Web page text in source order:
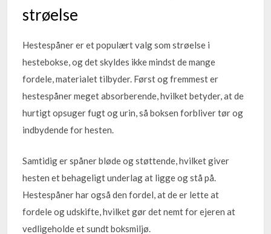
strøelse
Hestespåner er et populært valg som strøelse i
hestebokse, og det skyldes ikke mindst de mange
fordele, materialet tilbyder. Først og fremmest er
hestespåner meget absorberende, hvilket betyder, at de
hurtigt opsuger fugt og urin, så boksen forbliver tør og
indbydende for hesten.
Samtidig er spåner bløde og støttende, hvilket giver
hesten et behageligt underlag at ligge og stå på.
Hestespåner har også den fordel, at de er lette at
fordele og udskifte, hvilket gør det nemt for ejeren at
vedligeholde et sundt boksmiljø.